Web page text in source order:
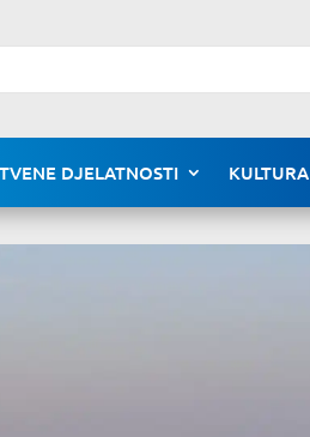
DJELATNOSTI KULTURA